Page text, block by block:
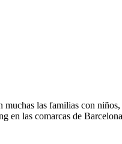
las familias con
en las comarcas de